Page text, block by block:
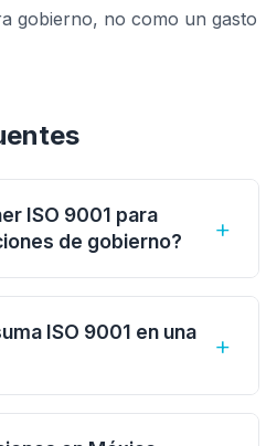
gobierno, no como un gasto
ISO 9001 para
de gobierno?
+
las licitaciones, pero
la incluyen como
o como criterio de
redacten las bases. En
ISO 9001 en una
+
Típicamente
dentro del rubro de